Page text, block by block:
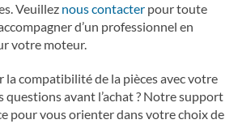
Veuillez nous contacter pour toute
d’un professionnel en
votre moteur.
la compatibilité de la pièces avec votre
questions avant l’achat ? Notre support
pour vous orienter dans votre choix de